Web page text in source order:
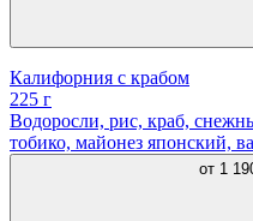
Калифорния с крабом
225 г
Водоросли, рис, краб,
тобико, майонез японский,
от 1